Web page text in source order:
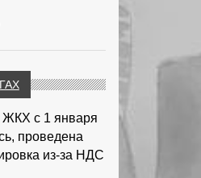
с 1 января
проведена
из‑за НДС